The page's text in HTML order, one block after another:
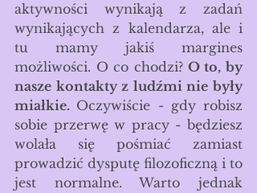
aktywności wynikają z zadań
wynikających z kalendarza, ale i
tu mamy jakiś margines
możliwości. O co chodzi? O to, by
nasze kontakty z ludźmi nie były
miałkie. Oczywiście - gdy robisz
sobie przerwę w pracy - będziesz
wolała się pośmiać zamiast
prowadzić dysputę filozoficzną i to
jest normalne. Warto jednak